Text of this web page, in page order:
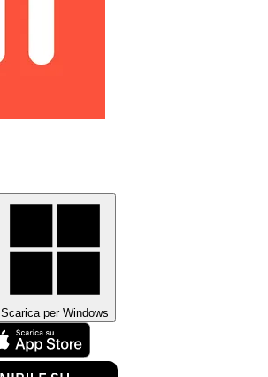
Scarica per Windows